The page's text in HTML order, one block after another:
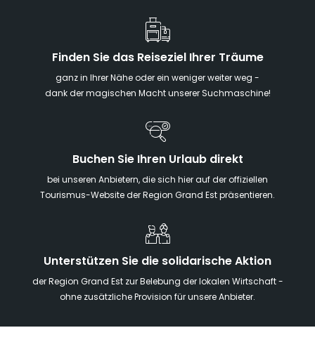
Finden Sie das Reiseziel Ihrer Träume
ganz in Ihrer Nähe oder ein weniger weiter weg -
dank der magischen Macht unserer Suchmaschine!
Buchen Sie Ihren Urlaub direkt
bei unseren Anbietern, die sich hier auf der offiziellen
Tourismus-Website der Region Grand Est präsentieren.
Unterstützen Sie die solidarische Aktion
der Region Grand Est zur Belebung der lokalen Wirtschaft -
ohne zusätzliche Provision für unsere Anbieter.